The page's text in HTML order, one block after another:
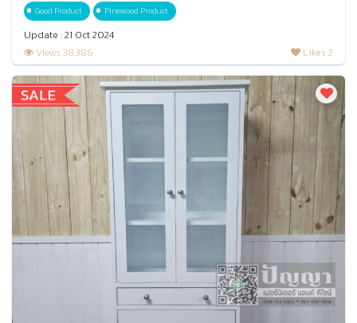
Good Product Pinewood Product
Update : 21 Oct 2024
Views 38,386
Likes 2